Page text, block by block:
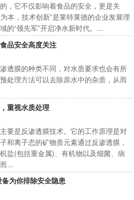
，它不仅影响着食品的安全，更是关
本，技术创新”是莱特莱德的企业发展理
的“领先军”开启净水新时代。...
品安全高度关注
透膜的种类不同，对水质要求也会有所
处理方法可以去除原水中的杂质，从而
重视水质处理
要是反渗透膜技术。它的工作原理是对
和离子态的矿物质元素通过反渗透膜，
盐(包括重金属)、有机物以及细菌、病
...
为你排除安全隐患